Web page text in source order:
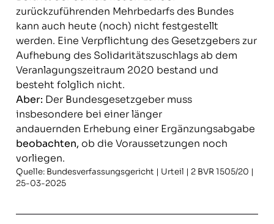
zurückzuführenden Mehrbedarfs des Bundes
kann auch heute (noch) nicht festgestellt
werden. Eine Verpflichtung des Gesetzgebers zur
Aufhebung des Solidaritätszuschlags ab dem
Veranlagungszeitraum 2020 bestand und
besteht folglich nicht.
Aber: Der Bundesgesetzgeber muss
insbesondere bei einer länger
andauernden Erhebung einer Ergänzungsabgabe
beobachten, ob die Voraussetzungen noch
vorliegen.
Quelle: Bundesverfassungsgericht | Urteil | 2 BVR 1505/20 |
25-03-2025